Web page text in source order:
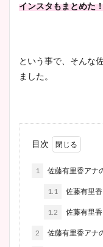
インスタもまとめた
という事で、そんな
ました。
目次
1 佐藤有里香アナ
1.1 佐藤有里
1.2 佐藤有里
2 佐藤有里香アナ